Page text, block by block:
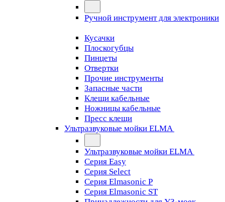
Ручной инструмент для электроники
Кусачки
Плоскогубцы
Пинцеты
Отвертки
Прочие инструменты
Запасные части
Клещи кабельные
Ножницы кабельные
Пресс клещи
Ультразвуковые мойки ELMA
Ультразвуковые мойки ELMA
Серия Easy
Серия Select
Серия Elmasonic P
Серия Elmasonic ST